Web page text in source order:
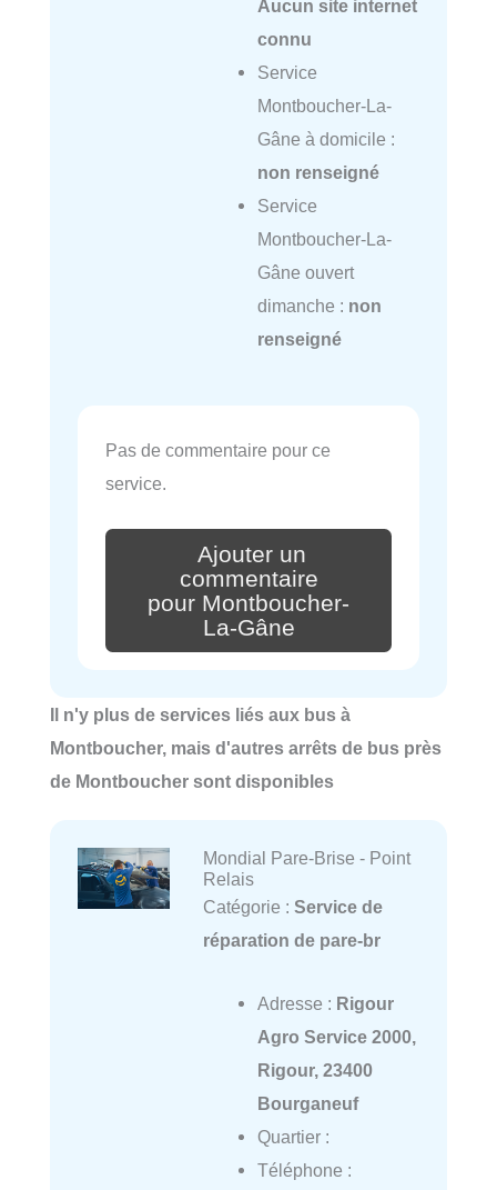
Aucun site internet
connu
Service
Montboucher-La-
Gâne à domicile :
non renseigné
Service
Montboucher-La-
Gâne ouvert
dimanche : non
renseigné
Pas de commentaire pour ce
service.
Ajouter un
commentaire
pour Montboucher-
La-Gâne
Il n'y plus de services liés aux bus à
Montboucher, mais d'autres arrêts de bus près
de Montboucher sont disponibles
Mondial Pare-Brise - Point
Relais
Catégorie : Service de
réparation de pare-br
Adresse : Rigour
Agro Service 2000,
Rigour, 23400
Bourganeuf
Quartier :
Téléphone :